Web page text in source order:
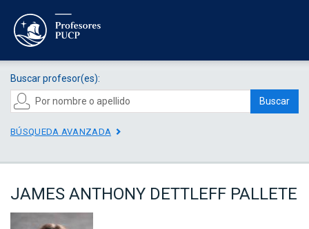
Buscar profesor(es):
Buscar
BÚSQUEDA AVANZADA
JAMES ANTHONY DETTLEFF PALLETE